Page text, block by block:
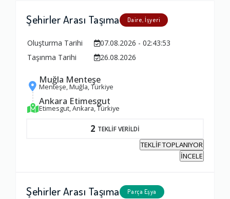
Şehirler Arası Taşıma Daire, İşyeri
Oluşturma Tarihi
07.08.2026 - 02:43:53
Taşınma Tarihi
26.08.2026
Muğla Menteşe
Menteşe, Muğla, Türkiye
Ankara Etimesgut
Etimesgut, Ankara, Türkiye
2 TEKLİF VERİLDİ
TEKLİF TOPLANIYOR
İNCELE
Şehirler Arası Taşıma Parça Eşya